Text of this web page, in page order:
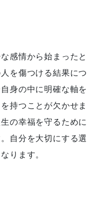
感情から始まったと
を傷つける結果につ
身の中に明確な軸を
持つことが欠かせま
の幸福を守るために
自分を大切にする選
ります。